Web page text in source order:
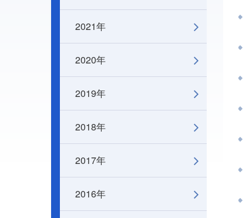
2021年
2020年
2019年
2018年
2017年
2016年